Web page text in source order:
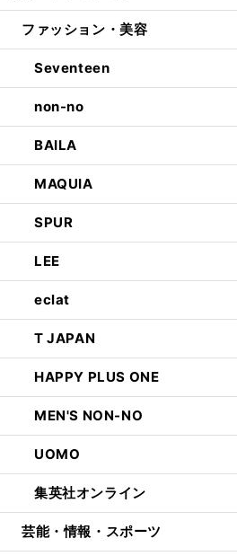
ファッション・美容
Seventeen
non-no
BAILA
MAQUIA
SPUR
LEE
eclat
T JAPAN
HAPPY PLUS ONE
MEN'S NON-NO
UOMO
集英社オンライン
芸能・情報・スポーツ